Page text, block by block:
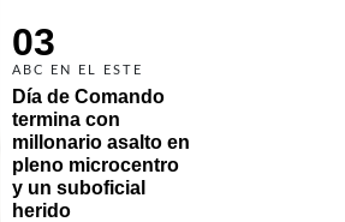
03
ABC EN EL ESTE
Día de Comando
termina con
millonario asalto en
pleno microcentro
y un suboficial
herido